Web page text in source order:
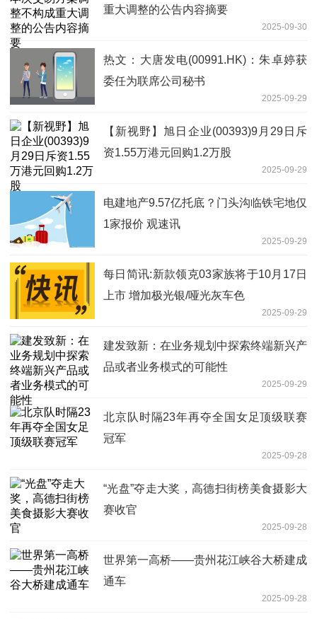
重大调整的公告内容摘要
2025-09-30
热文：大唐发电(00991.HK)：朱卓婷获
委任为联席公司秘书
2025-09-29
【新视野】旭日企业(00393)9月29日斥
资1.55万港元回购1.2万股
2025-09-29
电建地产9.57亿托底？门头沟临铁宅地仅
1家报价 观速讯
2025-09-29
每日简讯:新款领克03家族将于10月17日
上市 增加极光银/哑光灰车色
2025-09-29
建发致新：在业务规划中探索终端新兴产
品或者业务模式的可能性
2025-09-29
北京队时隔23年再夺全国女足顶级联赛
冠军
2025-09-28
“光盘”夺走大奖，高德扫街榜美食摄影大
赛收官
2025-09-28
世界第一高桥——贵州花江峡谷大桥建成
通车
2025-09-28